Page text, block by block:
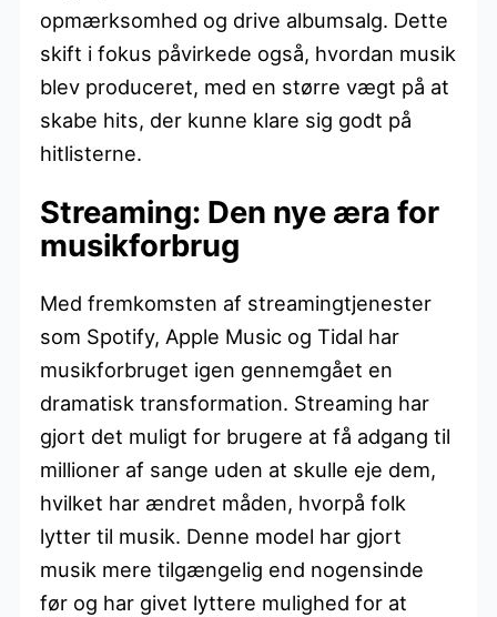
opmærksomhed og drive albumsalg. Dette
skift i fokus påvirkede også, hvordan musik
blev produceret, med en større vægt på at
skabe hits, der kunne klare sig godt på
hitlisterne.
Streaming: Den nye æra for
musikforbrug
Med fremkomsten af streamingtjenester
som Spotify, Apple Music og Tidal har
musikforbruget igen gennemgået en
dramatisk transformation. Streaming har
gjort det muligt for brugere at få adgang til
millioner af sange uden at skulle eje dem,
hvilket har ændret måden, hvorpå folk
lytter til musik. Denne model har gjort
musik mere tilgængelig end nogensinde
før og har givet lyttere mulighed for at